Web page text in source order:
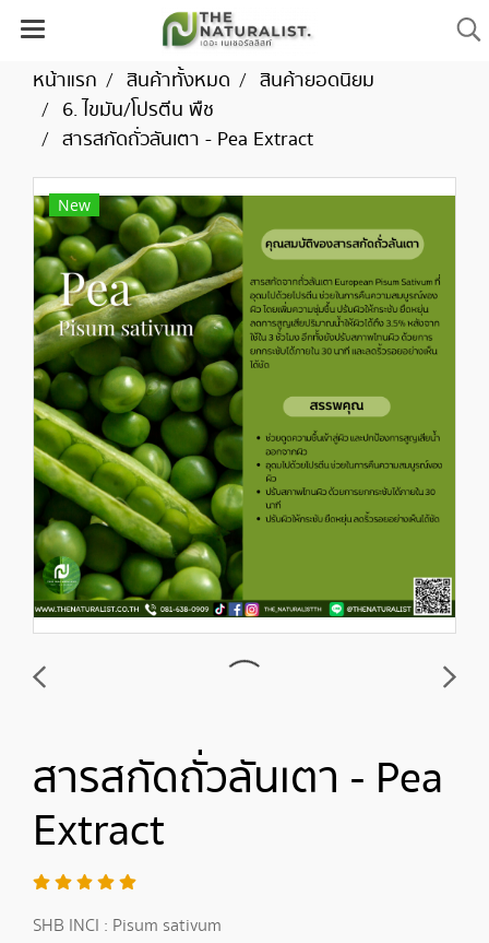
หน้าแรก สินค้าทั้งหมด
สินค้ายอดนิยม
6. ไขมัน/โปรตีน พืช
สารสกัดถั่วลันเตา - Pea Extract
New
สารสกัดถั่วลันเตา - Pea
Extract
SHB INCI : Pisum sativum